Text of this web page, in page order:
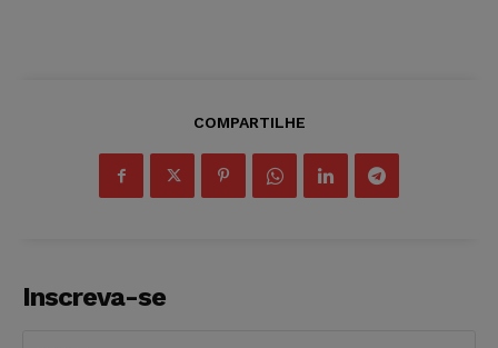
COMPARTILHE
Inscreva-se